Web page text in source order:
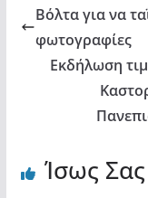
Βόλτα για να
φωτογραφίες
Εκδήλωση
Ίσως